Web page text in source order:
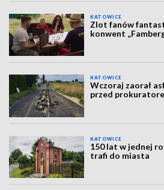
KATOWICE
Zlot fanów
konwent
KATOWICE
Wczoraj zaorał
przed
KATOWICE
150 lat w jednej
trafi do miasta